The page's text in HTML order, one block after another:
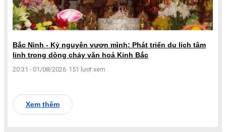
Bắc Ninh - Kỷ nguyên vươn mình: Phát triển du lịch tâm
linh trong dòng chảy văn hoá Kinh Bắc
20:31 - 01/08/2026 151 lượt xem
Xem thêm